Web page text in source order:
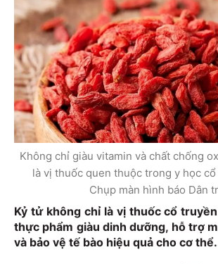
Không chỉ giàu vitamin và chất chống
là vị thuốc quen thuộc trong y học
Chụp màn hình báo Dân
Kỷ tử không chỉ là vị thuốc cổ
thực phẩm giàu dinh dưỡng, hỗ trợ
và bảo vệ tế bào hiệu quả cho cơ thể.